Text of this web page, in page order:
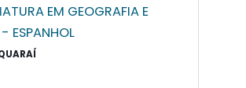
EM GEOGRAFIA E
- ESPANHOL